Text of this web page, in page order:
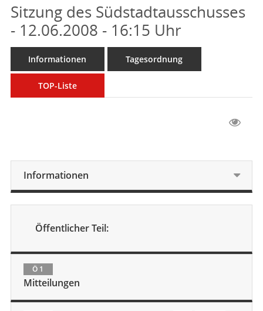
Sitzung des Südstadtausschusses
- 12.06.2008 - 16:15 Uhr
Informationen Tagesordnung
TOP-Liste
Informationen
Öffentlicher Teil:
Ö 1
Mitteilungen